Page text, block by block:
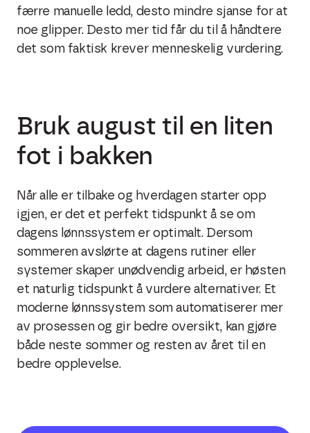
færre manuelle ledd, desto mindre sjanse for at
noe glipper. Desto mer tid får du til å håndtere
det som faktisk krever menneskelig vurdering.
Bruk august til en liten
fot i bakken
Når alle er tilbake og hverdagen starter opp
igjen, er det et perfekt tidspunkt å se om
dagens lønnssystem er optimalt. Dersom
sommeren avslørte at dagens rutiner eller
systemer skaper unødvendig arbeid, er høsten
et naturlig tidspunkt å vurdere alternativer. Et
moderne lønnssystem som automatiserer mer
av prosessen og gir bedre oversikt, kan gjøre
både neste sommer og resten av året til en
bedre opplevelse.